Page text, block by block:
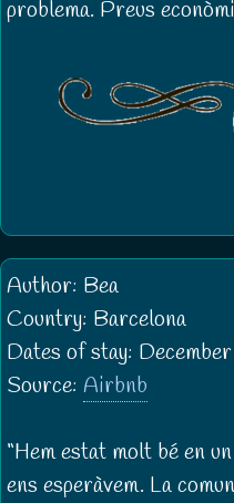
problema. Preus
Author: Bea
Country: Barcelona
Dates of stay:
Source: Airbnb
Hem estat molt bé en
ens esperàvem. La